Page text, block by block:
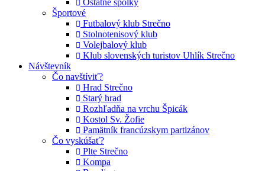
Ostatné spolky
Športové
Futbalový klub Strečno
Stolnotenisový klub
Volejbalový klub
Klub slovenských turistov Uhlík Strečno
Návštevník
Čo navštíviť?
Hrad Strečno
Starý hrad
Rozhľadňa na vrchu Špicák
Kostol Sv. Žofie
Pamätník francúzskym partizánov
Čo vyskúšať?
Plte Strečno
Kompa